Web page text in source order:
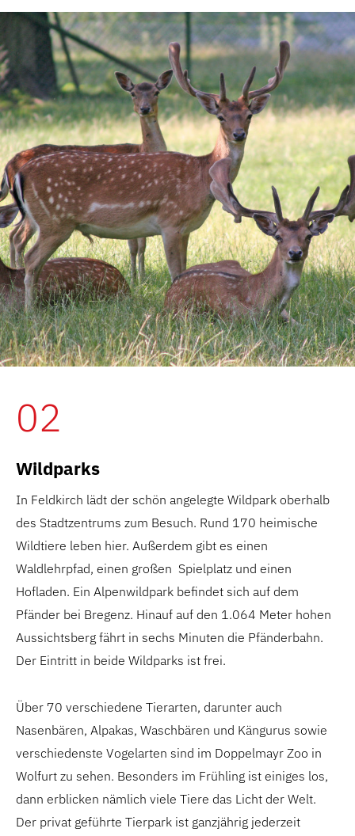
02
Wildparks
In Feldkirch lädt der schön angelegte Wildpark oberhalb
des Stadtzentrums zum Besuch. Rund 170 heimische
Wildtiere leben hier. Außerdem gibt es einen
Waldlehrpfad, einen großen Spielplatz und einen
Hofladen. Ein Alpenwildpark befindet sich auf dem
Pfänder bei Bregenz. Hinauf auf den 1.064 Meter hohen
Aussichtsberg fährt in sechs Minuten die Pfänderbahn.
Der Eintritt in beide Wildparks ist frei.
Über 70 verschiedene Tierarten, darunter auch
Nasenbären, Alpakas, Waschbären und Kängurus sowie
verschiedenste Vogelarten sind im Doppelmayr Zoo in
Wolfurt zu sehen. Besonders im Frühling ist einiges los,
dann erblicken nämlich viele Tiere das Licht der Welt.
Der privat geführte Tierpark ist ganzjährig jederzeit